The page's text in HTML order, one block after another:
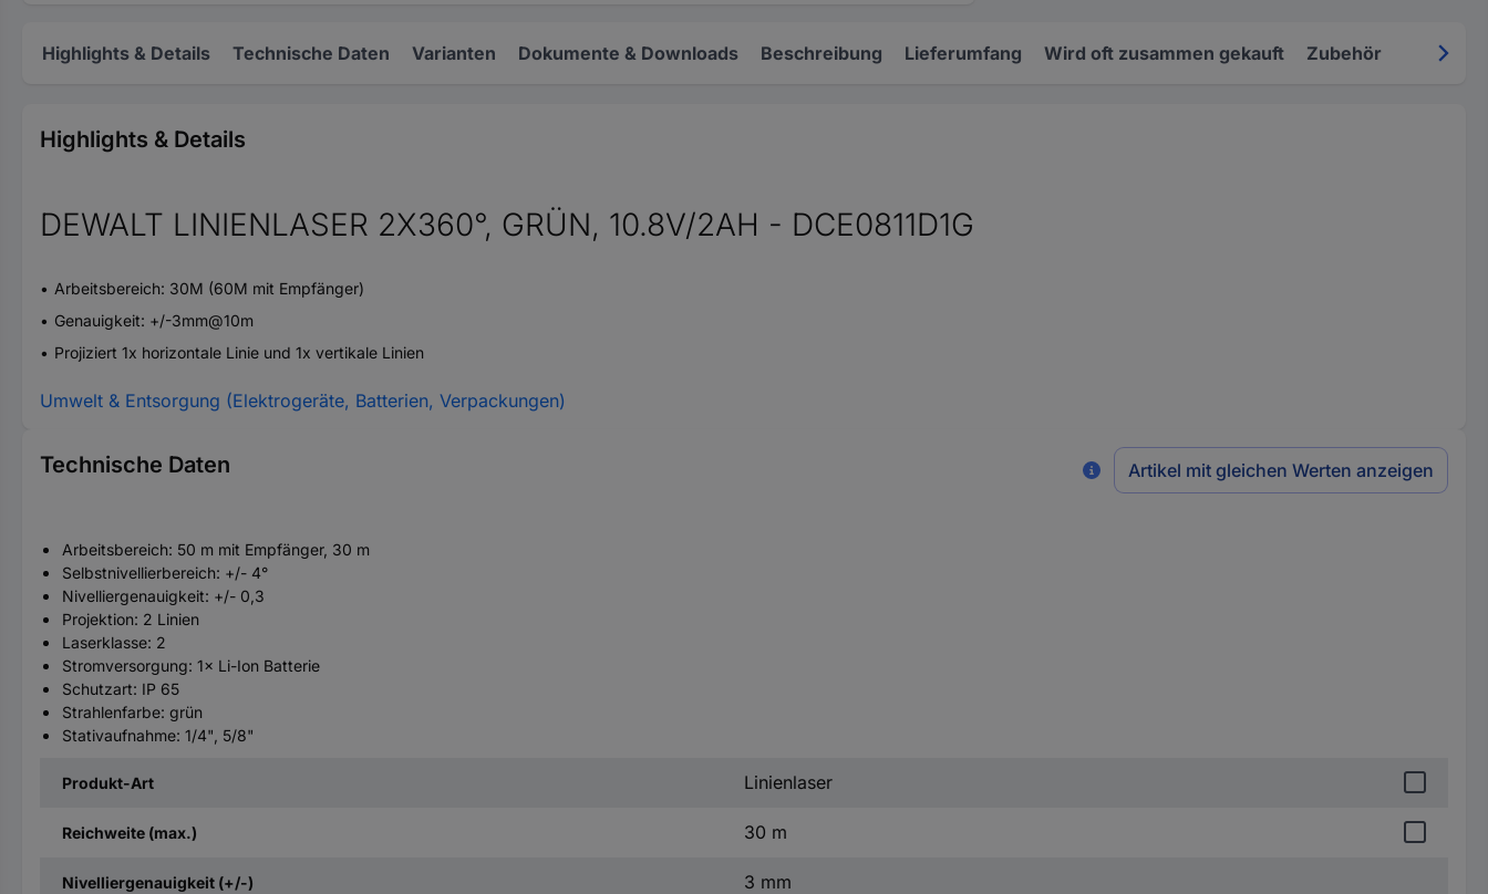
Highlights & Details Technische Daten Varianten Dokumente & Downloads Beschreibung Lieferumfang Wird oft zusammen gekauft Zubehör
Highlights & Details
DEWALT LINIENLASER 2X360°, GRÜN, 10.8V/2AH - DCE0811D1G
Arbeitsbereich: 30M (60M mit Empfänger)
Genauigkeit: +/-3mm@10m
Projiziert 1x horizontale Linie und 1x vertikale Linien
Umwelt & Entsorgung (Elektrogeräte, Batterien, Verpackungen)
Technische Daten Artikel mit gleichen Werten anzeigen
Arbeitsbereich: 50 m mit Empfänger, 30 m
Selbstnivellierbereich: +/- 4°
Nivelliergenauigkeit: +/- 0,3
Projektion: 2 Linien
Laserklasse: 2
Stromversorgung: 1× Li-Ion Batterie
Schutzart: IP 65
Strahlenfarbe: grün
Stativaufnahme: 1/4", 5/8"
Produkt-Art Linienlaser
Reichweite (max.) 30 m
Nivelliergenauigkeit (+/-) 3 mm